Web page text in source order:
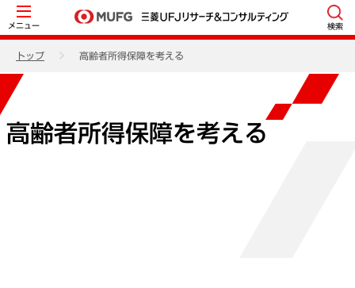
メニュー 検索
トップ 高齢者所得保障を考える
高齢者所得保障を考える